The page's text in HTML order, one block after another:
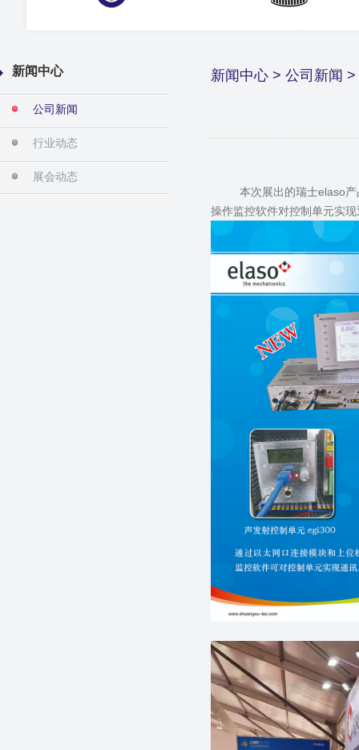
新闻中心
公司新闻
行业动态
展会动态
新闻中心 > 公司新闻 >
本次展出的瑞士elaso产品
操作监控软件对控制单元实现